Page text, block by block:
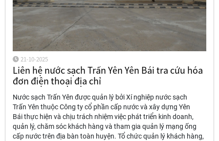
21-10-2025
Liên hệ nước sạch Trấn Yên Yên Bái tra cứu hóa
đơn điện thoại địa chỉ
Nước sạch Trấn Yên được quản lý bởi Xí nghiệp nước sạch
Trấn Yên thuộc Công ty cổ phần cấp nước và xây dựng Yên
Bái thực hiện và chịu trách nhiệm việc phát triển kinh doanh,
quản lý, chăm sóc khách hàng và tham gia quản lý mạng ống
cấp nước trên địa bàn toàn huyện. Tổ chức quản lý khách hàng,